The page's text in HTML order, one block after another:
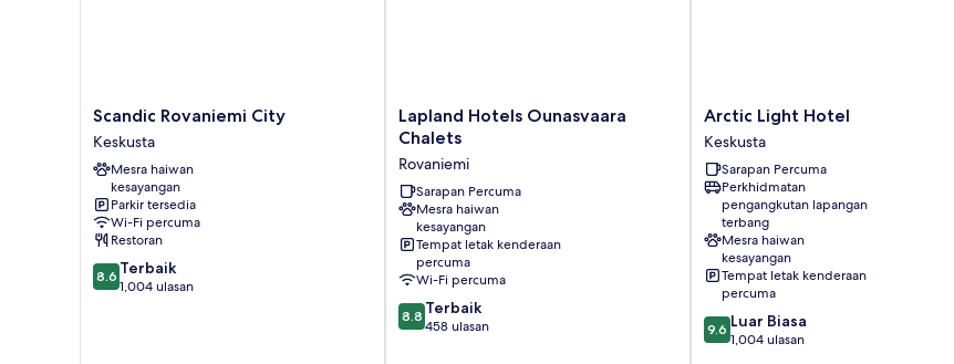
Scandic
Rovaniemi
City
Keskusta
Scandic Rovaniemi City
Keskusta
Mesra haiwan
kesayangan
Parkir tersedia
Wi-Fi percuma
Restoran
8.6
daripada
8.6 Terbaik
1,004 ulasan
Lapland
Hotels
Chalets
Rovaniemi
Lapland Hotels Ounasvaara
Chalets
Rovaniemi
Sarapan Percuma
Mesra haiwan
kesayangan
Tempat letak kenderaan
percuma
Wi-Fi percuma
8.8
daripada
8.8 Terbaik
458 ulasan
Arctic
Light
Hotel
Keskusta
Arctic Light Hotel
Keskusta
Sarapan Percuma
Perkhidmatan
pengangkutan lapangan
terbang
Mesra haiwan
kesayangan
Tempat letak kenderaan
percuma
9.6
daripada
9.6 Luar Biasa
1,004 ulasan